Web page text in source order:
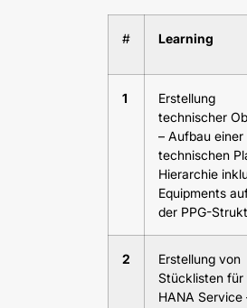
# Learning
1
Erstellung
technischer
– Aufbau einer
technischen
Hierarchie
Equipments
der PPG-
2
Erstellung von
Stücklisten für
HANA Service